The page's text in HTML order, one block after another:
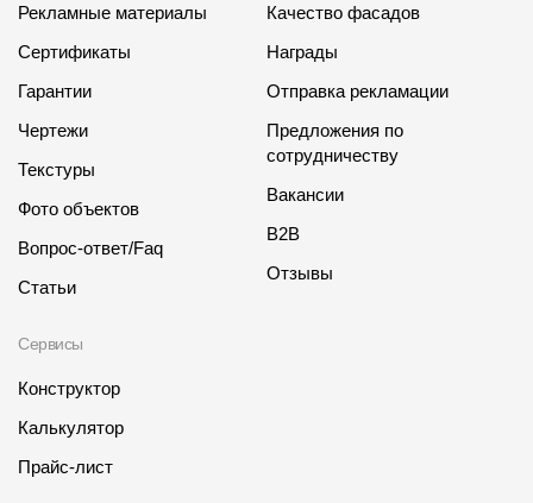
Рекламные материалы
Сертификаты
Гарантии
Чертежи
Текстуры
Фото объектов
Вопрос-ответ/Faq
Статьи
Сервисы
Конструктор
Калькулятор
Прайс-лист
Качество фасадов
Награды
Отправка рекламации
Предложения по
сотрудничеству
Вакансии
B2B
Отзывы